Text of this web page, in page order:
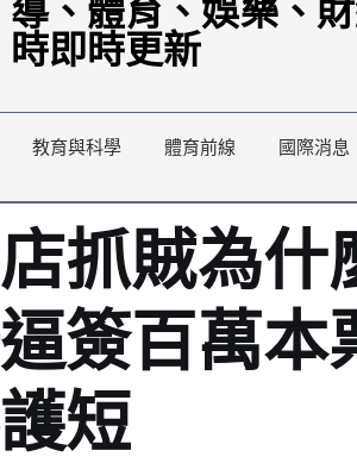
導、體育、娛樂、
時即時更新
教育與科學 體育前線 國際消息
抓賊為什
簽百萬本
短